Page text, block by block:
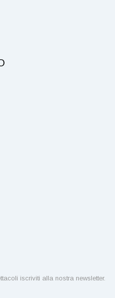
iscriviti alla nostra newsletter.